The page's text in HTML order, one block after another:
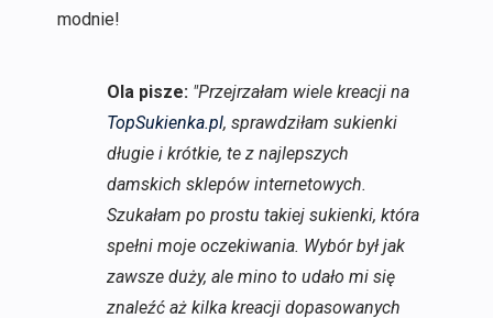
modnie!
Ola pisze: "Przejrzałam wiele kreacji na
TopSukienka.pl, sprawdziłam sukienki
długie i krótkie, te z najlepszych
damskich sklepów internetowych.
Szukałam po prostu takiej sukienki, która
spełni moje oczekiwania. Wybór był jak
zawsze duży, ale mino to udało mi się
znaleźć aż kilka kreacji dopasowanych